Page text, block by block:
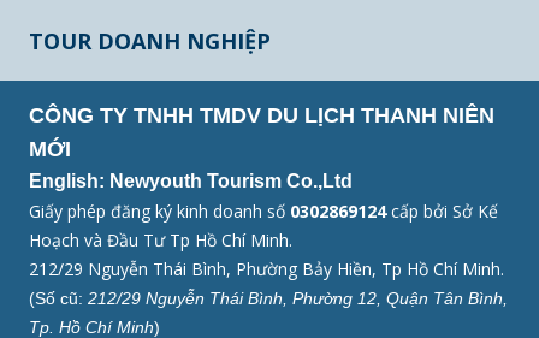
TOUR DOANH NGHIỆP
CÔNG TY TNHH TMDV DU LỊCH THANH NIÊN
MỚI
English: Newyouth Tourism Co.,Ltd
Giấy phép đăng ký kinh doanh số 0302869124cấp bởi Sở Kế
Hoạch và Đầu Tư Tp Hồ Chí Minh.
212/29 Nguyễn Thái Bình, Phường Bảy Hiền, Tp Hồ Chí Minh.
(Số cũ: 212/29 Nguyễn Thái Bình, Phường 12, Quận Tân Bình,
Tp. Hồ Chí Minh)